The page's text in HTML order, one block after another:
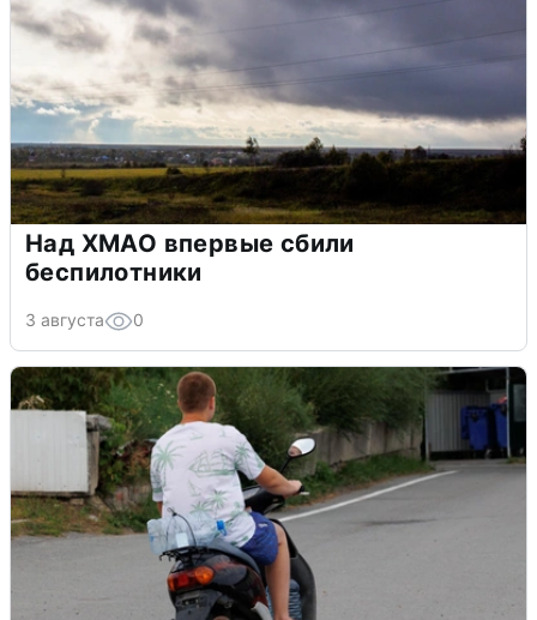
Над ХМАО впервые сбили
беспилотники
3 августа 0